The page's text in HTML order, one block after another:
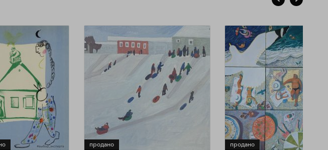
продано продано